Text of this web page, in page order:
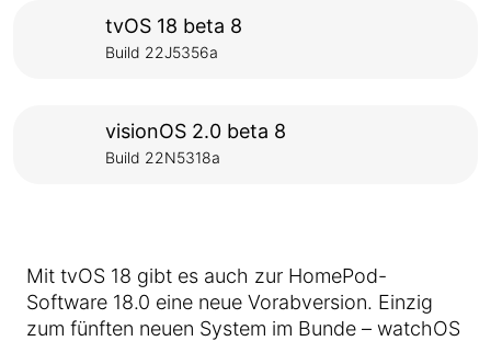
tvOS 18 beta 8
Build 22J5356a
visionOS 2.0 beta 8
Build 22N5318a
Mit tvOS 18 gibt es auch zur HomePod-
Software 18.0 eine neue Vorabversion. Einzig
zum fünften neuen System im Bunde – watchOS